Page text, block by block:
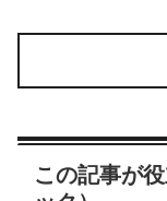
この記事が